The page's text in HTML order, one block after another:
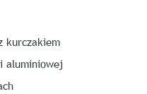
kurczakiem
aluminiowej